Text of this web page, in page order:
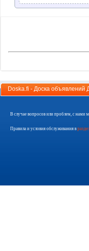
Doska.fi - Доска
В случае вопросов или проблем, с нами
Правила и условия обслуживания в